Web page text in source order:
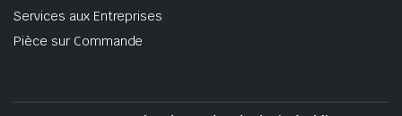
Services aux Entreprises
Pièce sur Commande